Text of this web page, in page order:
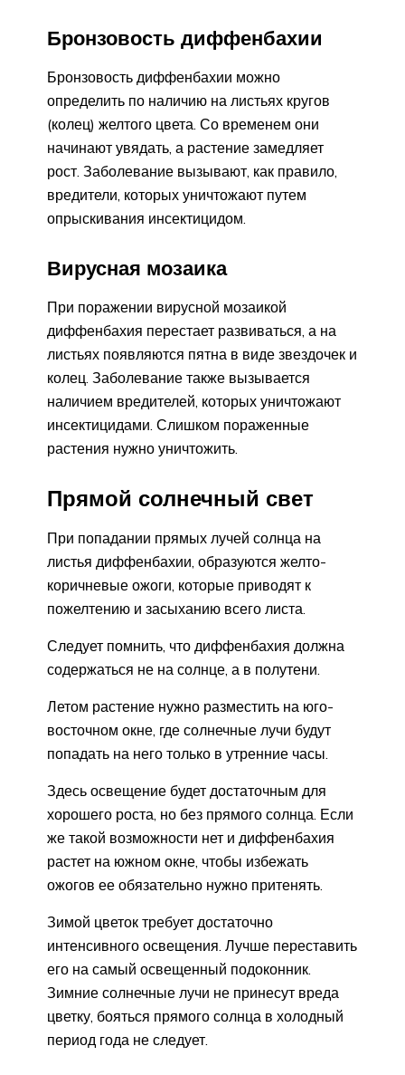
Бронзовость диффенбахии
Бронзовость диффенбахии можно
определить по наличию на листьях кругов
(колец) желтого цвета. Со временем они
начинают увядать, а растение замедляет
рост. Заболевание вызывают, как правило,
вредители, которых уничтожают путем
опрыскивания инсектицидом.
Вирусная мозаика
При поражении вирусной мозаикой
диффенбахия перестает развиваться, а на
листьях появляются пятна в виде звездочек и
колец. Заболевание также вызывается
наличием вредителей, которых уничтожают
инсектицидами. Слишком пораженные
растения нужно уничтожить.
Прямой солнечный свет
При попадании прямых лучей солнца на
листья диффенбахии, образуются желто-
коричневые ожоги, которые приводят к
пожелтению и засыханию всего листа.
Следует помнить, что диффенбахия должна
содержаться не на солнце, а в полутени.
Летом растение нужно разместить на юго-
восточном окне, где солнечные лучи будут
попадать на него только в утренние часы.
Здесь освещение будет достаточным для
хорошего роста, но без прямого солнца. Если
же такой возможности нет и диффенбахия
растет на южном окне, чтобы избежать
ожогов ее обязательно нужно притенять.
Зимой цветок требует достаточно
интенсивного освещения. Лучше переставить
его на самый освещенный подоконник.
Зимние солнечные лучи не принесут вреда
цветку, бояться прямого солнца в холодный
период года не следует.